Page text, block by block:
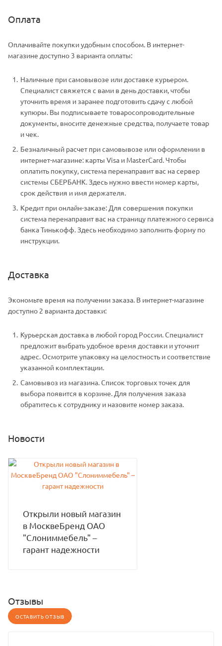
Оплата
Оплачивайте покупки удобным способом. В интернет-
магазине доступно 3 варианта оплаты:
Наличные при самовывозе или доставке курьером.
Специалист свяжется с вами в день доставки, чтобы
уточнить время и заранее подготовить сдачу с любой
купюры. Вы подписываете товаросопроводительные
документы, вносите денежные средства, получаете товар
и чек.
Безналичный расчет при самовывозе или оформлении в
интернет-магазине: карты Visa и MasterCard. Чтобы
оплатить покупку, система перенаправит вас на сервер
системы СБЕРБАНК. Здесь нужно ввести номер карты,
срок действия и имя держателя.
Кредит при онлайн-заказе: Для совершения покупки
система перенаправит вас на страницу платежного сервиса
банка Тинькофф. Здесь необходимо заполнить форму по
инструкции.
Доставка
Экономьте время на получении заказа. В интернет-магазине
доступно 2 варианта доставки:
Курьерская доставка в любой город России. Специалист
предложит выбрать удобное время доставки и уточнит
адрес. Осмотрите упаковку на целостность и соответствие
указанной комплектации.
Самовывоз из магазина. Список торговых точек для
выбора появится в корзине. Для получения заказа
обратитесь к сотруднику и назовите номер заказа.
Новости
Открыли новый магазин
в МосквеБренд ОАО
"Слониммебель" –
гарант надежности
Отзывы
ОСТАВИТЬ ОТЗЫВ